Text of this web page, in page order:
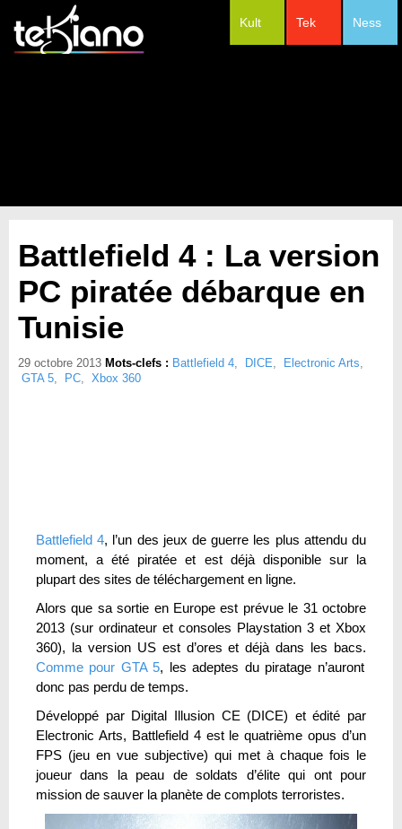
Ness
Tek
Kult
Battlefield 4 : La version
PC piratée débarque en
Tunisie
29 octobre 2013 Mots-clefs : Battlefield 4, DICE, Electronic Arts,
GTA 5, PC, Xbox 360
Battlefield 4, l’un des jeux de guerre les plus attendu du
moment, a été piratée et est déjà disponible sur la
plupart des sites de téléchargement en ligne.
Alors que sa sortie en Europe est prévue le 31 octobre
2013 (sur ordinateur et consoles Playstation 3 et Xbox
360), la version US est d’ores et déjà dans les bacs.
Comme pour GTA 5, les adeptes du piratage n’auront
donc pas perdu de temps.
Développé par Digital Illusion CE (DICE) et édité par
Electronic Arts, Battlefield 4 est le quatrième opus d’un
FPS (jeu en vue subjective) qui met à chaque fois le
joueur dans la peau de soldats d’élite qui ont pour
mission de sauver la planète de complots terroristes.